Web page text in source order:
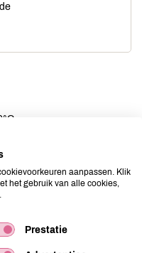
in blokjes.
een pannetje water met
af door een zeef, bewaar
de knoflook en de
aanpassen. Klik
het gebruik van alle cookies,
.
Prestatie